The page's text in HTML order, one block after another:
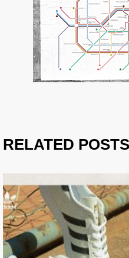
RELATED POSTS